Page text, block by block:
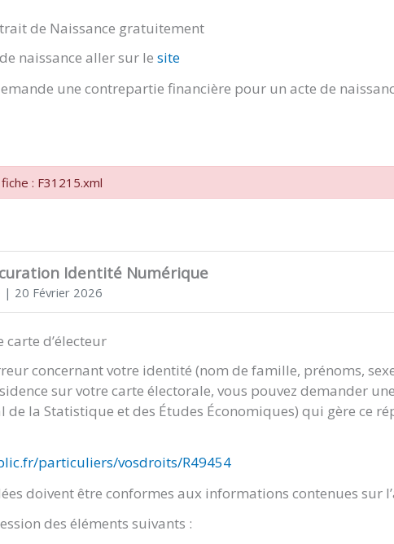
de Naissance gratuitement
naissance aller sur le site
une contrepartie financière pour un acte de
: F31215.xml
Identité Numérique
| 20 Février 2026
carte d’électeur
concernant votre identité (nom de famille, prénoms,
sur votre carte électorale, vous pouvez demander
de la Statistique et des Études Économiques) qui gère ce
particuliers/vosdroits/R49454
doivent être conformes aux informations contenues sur
des éléments suivants :